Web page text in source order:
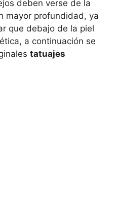
deben verse de la
mayor profundidad, ya
que debajo de la piel
a continuación se
tatuajes